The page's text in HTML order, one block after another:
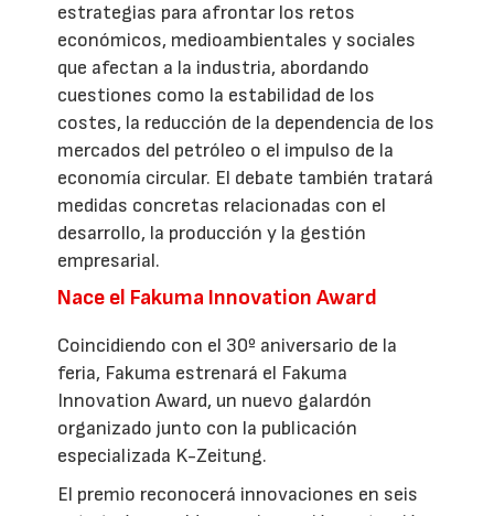
estrategias para afrontar los retos
económicos, medioambientales y sociales
que afectan a la industria, abordando
cuestiones como la estabilidad de los
costes, la reducción de la dependencia de los
mercados del petróleo o el impulso de la
economía circular. El debate también tratará
medidas concretas relacionadas con el
desarrollo, la producción y la gestión
empresarial.
Nace el Fakuma Innovation Award
Coincidiendo con el 30º aniversario de la
feria, Fakuma estrenará el Fakuma
Innovation Award, un nuevo galardón
organizado junto con la publicación
especializada K-Zeitung.
El premio reconocerá innovaciones en seis